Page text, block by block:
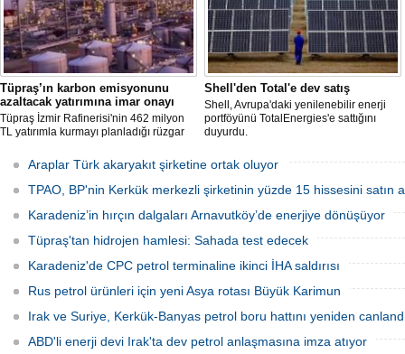
Tüpraş’ın karbon emisyonunu
azaltacak yatırımına imar onayı
Tüpraş İzmir Rafinerisi'nin 462 milyon
TL yatırımla kurmayı planladığı rüzgar
nazım ve uygulama imar planı
değişiklikleri Çevre, Şehircilik ve İklim
Değişikliği Bakanlığı tarafından
Shell'den Total'e dev satış
Shell, Avrupa'daki yenilenebilir enerji
portföyünü TotalEnergies'e sattığını
duyurdu.
Araplar Türk akaryakıt şirketine ortak oluyor
TPAO, BP'nin Kerkük merkezli şirketinin yüzde 15 hissesini satın
Karadeniz’in hırçın dalgaları Arnavutköy’de enerjiye dönüşüyor
Tüpraş'tan hidrojen hamlesi: Sahada test edecek
Karadeniz'de CPC petrol terminaline ikinci İHA saldırısı
Rus petrol ürünleri için yeni Asya rotası Büyük Karimun
Irak ve Suriye, Kerkük-Banyas petrol boru hattını yeniden
ABD'li enerji devi Irak'ta dev petrol anlaşmasına imza atıyor